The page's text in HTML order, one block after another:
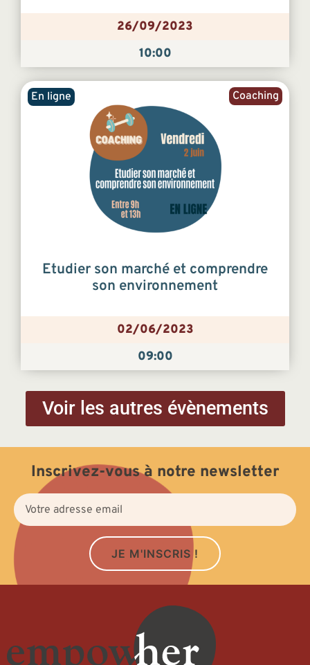
26/09/2023
10:00
Coaching
En ligne
Etudier son marché et comprendre
son environnement
02/06/2023
09:00
Voir les autres évènements
Inscrivez-vous à notre newsletter
JE M'INSCRIS !